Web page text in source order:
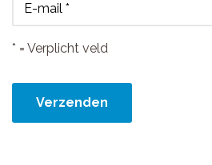
E-mail *
* = Verplicht veld
Verzenden